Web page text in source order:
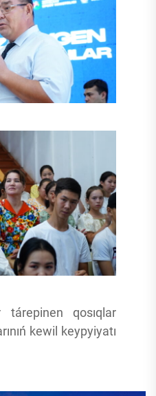
qosıqlar
kewil keypyiyatı